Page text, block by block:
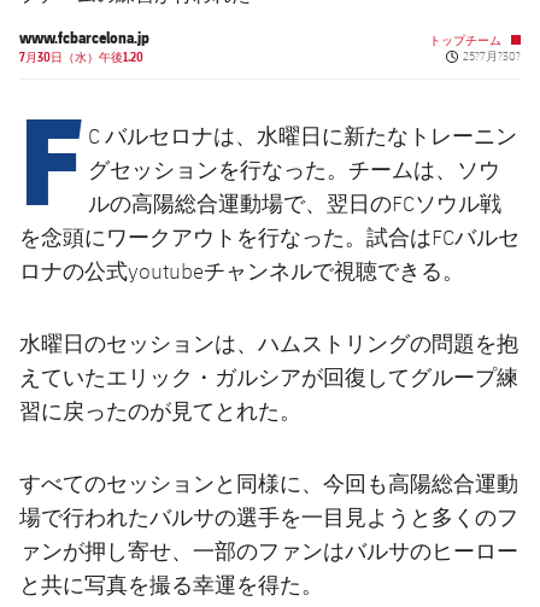
結果
トップチーム
スケジュール
チケット
順位表
トップチーム
plusicon
label.aria.plus
スケジュール
チケット
順位表
www.fcbarcelona.jp
7月30日（水）午後1.20
トップチーム
Published
25?7月?30?
F C バルセロナは、水曜日に新たなトレーニン
グセッションを行なった。チームは、ソウ
ルの高陽総合運動場で、翌日のFCソウル戦
を念頭にワークアウトを行なった。試合はFCバルセ
ロナの公式youtubeチャンネルで視聴できる。
水曜日のセッションは、ハムストリングの問題を抱
えていたエリック・ガルシアが回復してグループ練
習に戻ったのが見てとれた。
すべてのセッションと同様に、今回も高陽総合運動
場で行われたバルサの選手を一目見ようと多くのフ
ァンが押し寄せ、一部のファンはバルサのヒーロー
と共に写真を撮る幸運を得た。